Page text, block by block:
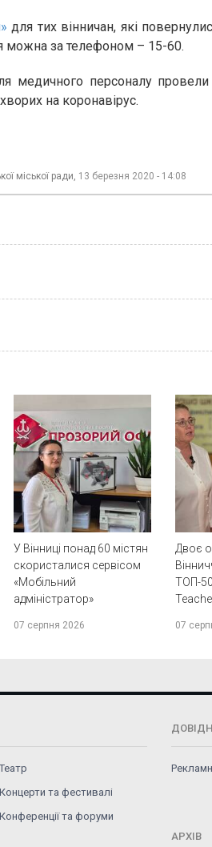
для тих вінничан, які
можна за телефоном – 15-60.
медичного персоналу
на коронавірус.
міської ради, 13 березня 2020 - 14:08
У Вінниці понад 60 містян
скористалися сервісом
«Мобільний
адміністратор»
07 серпня 2026
Двоє
ТОП-50
07
Театр
Концерти та фестивалі
Конференції та форуми
АРХІВ